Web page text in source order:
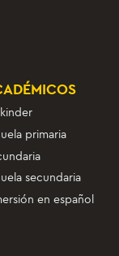
primaria
secundaria
en español